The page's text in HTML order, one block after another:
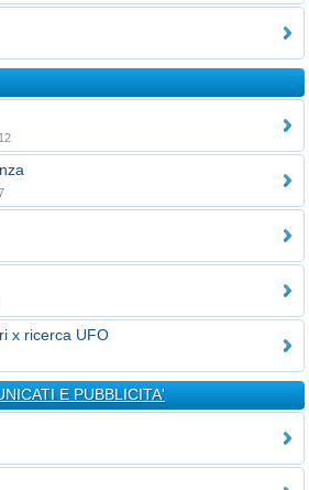
x ricerca UFO
E PUBBLICITA'